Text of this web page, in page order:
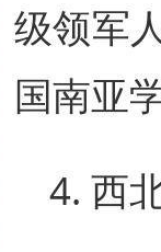
级领军
国南亚
4. 西